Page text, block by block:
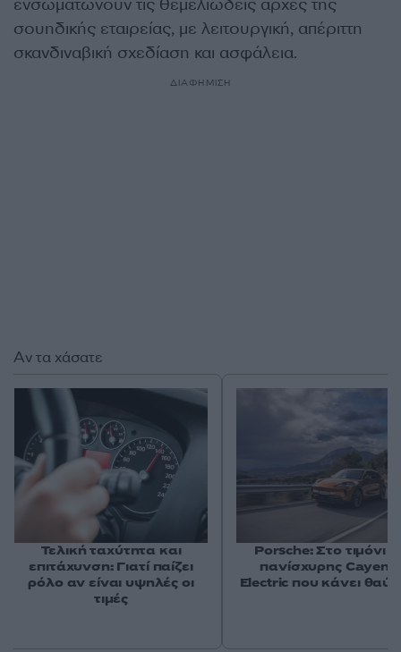
ενσωματώνουν τις θεμελιώδεις αρχές της
σουηδικής εταιρείας, με λειτουργική, απέριττη
σκανδιναβική σχεδίαση και ασφάλεια.
ΔΙΑΦΗΜΙΣΗ
Αν τα χάσατε
Τελική ταχύτητα και
επιτάχυνση: Γιατί παίζει
ρόλο αν είναι υψηλές οι
τιμές
Porsche: Στο τιμόνι
πανίσχυρης
Electric που κάνει